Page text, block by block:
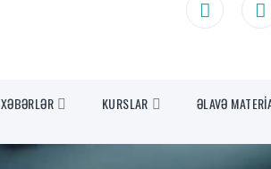
XƏBƏRLƏR KURSLAR ƏLAVƏ